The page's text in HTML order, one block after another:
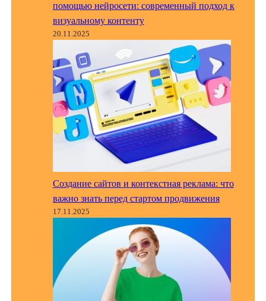
помощью нейросети: современный подход к
визуальному контенту
20.11.2025
Создание сайтов и контекстная реклама: что
важно знать перед стартом продвижения
17.11.2025